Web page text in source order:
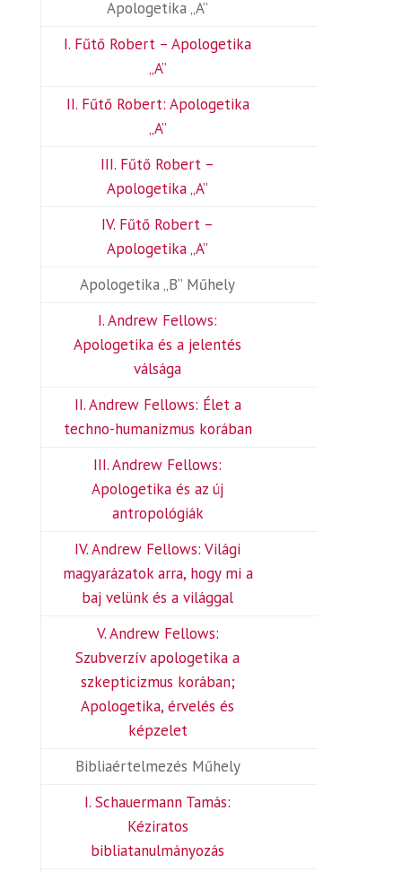
Apologetika „A”
I. Fűtő Robert – Apologetika
„A”
II. Fűtő Robert: Apologetika
„A”
III. Fűtő Robert –
Apologetika „A”
IV. Fűtő Robert –
Apologetika „A”
Apologetika „B” Műhely
I. Andrew Fellows:
Apologetika és a jelentés
válsága
II. Andrew Fellows: Élet a
techno-humanizmus korában
III. Andrew Fellows:
Apologetika és az új
antropológiák
IV. Andrew Fellows: Világi
magyarázatok arra, hogy mi a
baj velünk és a világgal
V. Andrew Fellows:
Szubverzív apologetika a
szkepticizmus korában;
Apologetika, érvelés és
képzelet
Bibliaértelmezés Műhely
I. Schauermann Tamás:
Kéziratos
bibliatanulmányozás